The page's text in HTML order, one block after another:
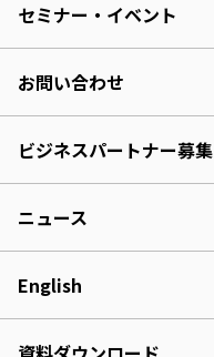
セミナー・イベント
お問い合わせ
ビジネスパートナー募集
ニュース
English